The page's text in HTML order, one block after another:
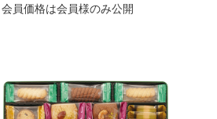
会員価格は会員様のみ公開